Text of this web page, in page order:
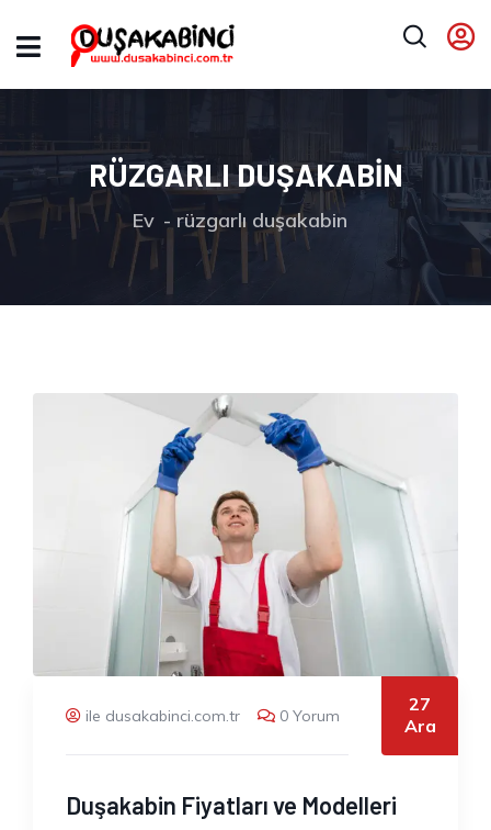
RÜZGARLI DUŞAKABIN
Ev rüzgarlı duşakabin
ile dusakabinci.com.tr 0 Yorum
27
Ara
Duşakabin Fiyatları ve Modelleri